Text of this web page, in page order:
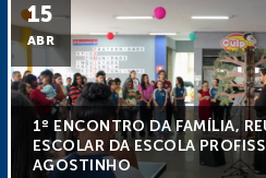
15
ABR
1º ENCONTRO DA FAMÍLIA,
ESCOLAR DA ESCOLA
AGOSTINHO